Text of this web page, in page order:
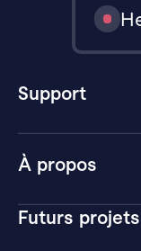
À propos
Futurs
Support